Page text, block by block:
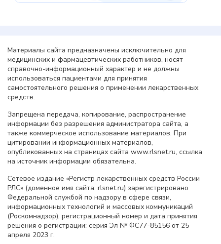
Материалы сайта предназначены исключительно для
медицинских и фармацевтических работников, носят
справочно-информационный характер и не должны
использоваться пациентами для принятия
самостоятельного решения о применении лекарственных
средств.
Запрещена передача, копирование, распространение
информации без разрешения администратора сайта, а
также коммерческое использование материалов. При
цитировании информационных материалов,
опубликованных на страницах сайта www.rlsnet.ru, ссылка
на источник информации обязательна.
Сетевое издание «Регистр лекарственных средств России
РЛС» (доменное имя сайта: rlsnet.ru) зарегистрировано
Федеральной службой по надзору в сфере связи,
информационных технологий и массовых коммуникаций
(Роскомнадзор), регистрационный номер и дата принятия
решения о регистрации: серия Эл № ФС77-85156 от 25
апреля 2023 г.